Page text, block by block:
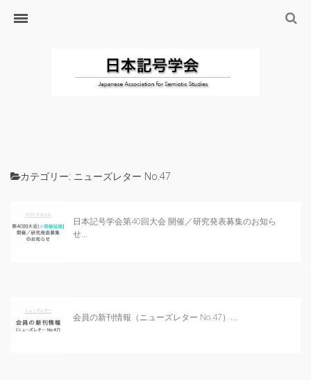
ホーム
学会の出版物
ジャーナル（論文誌）
日本記号学会第46回大会
（2026/7/11・7/12）「パース
カテゴリー: ニューズレター No.47
日本記号学会第40回大会 開催／研究発表募集のお知ら
せ...
会員の新刊情報（ニューズレター No.47）...